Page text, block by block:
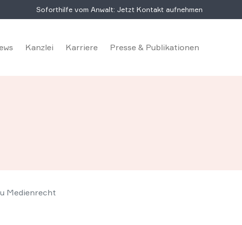
Soforthilfe vom Anwalt: Jetzt Kontakt aufnehmen
Kanzlei Karriere Presse & Publikationen
Medienrecht